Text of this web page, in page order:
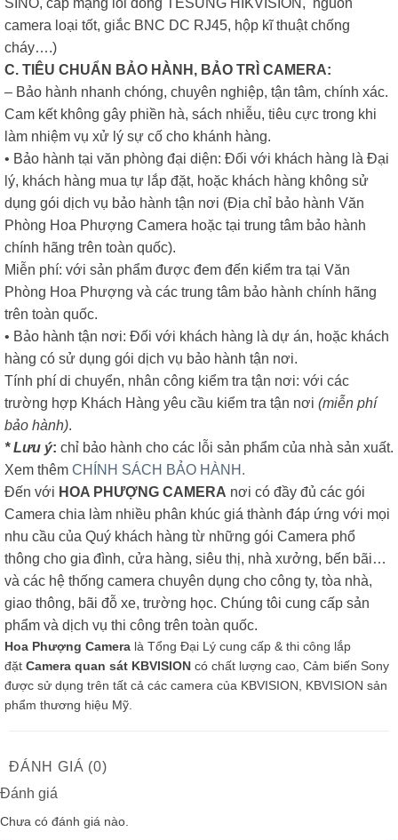
SINO, cáp mạng lõi đồng TESUNG HIKVISION, nguồn
camera loại tốt, giắc BNC DC RJ45, hộp kĩ thuật chống
cháy….)
C. TIÊU CHUẨN BẢO HÀNH, BẢO TRÌ CAMERA:
– Bảo hành nhanh chóng, chuyên nghiệp, tận tâm, chính xác.
Cam kết không gây phiền hà, sách nhiễu, tiêu cực trong khi
làm nhiệm vụ xử lý sự cố cho khánh hàng.
• Bảo hành tại văn phòng đại diện: Đối với khách hàng là Đại
lý, khách hàng mua tự lắp đặt, hoặc khách hàng không sử
dụng gói dịch vụ bảo hành tận nơi (Địa chỉ bảo hành Văn
Phòng Hoa Phượng Camera hoặc tại trung tâm bảo hành
chính hãng trên toàn quốc).
Miễn phí: với sản phẩm được đem đến kiểm tra tại Văn
Phòng Hoa Phượng và các trung tâm bảo hành chính hãng
trên toàn quốc.
• Bảo hành tận nơi: Đối với khách hàng là dự án, hoặc khách
hàng có sử dụng gói dịch vụ bảo hành tận nơi.
Tính phí di chuyển, nhân công kiểm tra tận nơi: với các
trường hợp Khách Hàng yêu cầu kiểm tra tận nơi (miễn phí
bảo hành).
* Lưu ý: chỉ bảo hành cho các lỗi sản phẩm của nhà sản xuất.
Xem thêm CHÍNH SÁCH BẢO HÀNH.
Đến với HOA PHƯỢNG CAMERA nơi có đầy đủ các gói
Camera chia làm nhiều phân khúc giá thành đáp ứng với mọi
nhu cầu của Quý khách hàng từ những gói Camera phổ
thông cho gia đình, cửa hàng, siêu thị, nhà xưởng, bến bãi…
và các hệ thống camera chuyên dụng cho công ty, tòa nhà,
giao thông, bãi đỗ xe, trường học. Chúng tôi cung cấp sản
phẩm và dịch vụ thi công trên toàn quốc.
Hoa Phượng Camera là Tổng Đại Lý cung cấp & thi công lắp
đặt Camera quan sát KBVISION có chất lượng cao, Cảm biến Sony
được sử dụng trên tất cả các camera của KBVISION, KBVISION sản
phẩm thương hiệu Mỹ.
ĐÁNH GIÁ (0)
Đánh giá
Chưa có đánh giá nào.